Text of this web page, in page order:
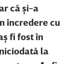
că şi-a
încredere cu
fi fost în
la